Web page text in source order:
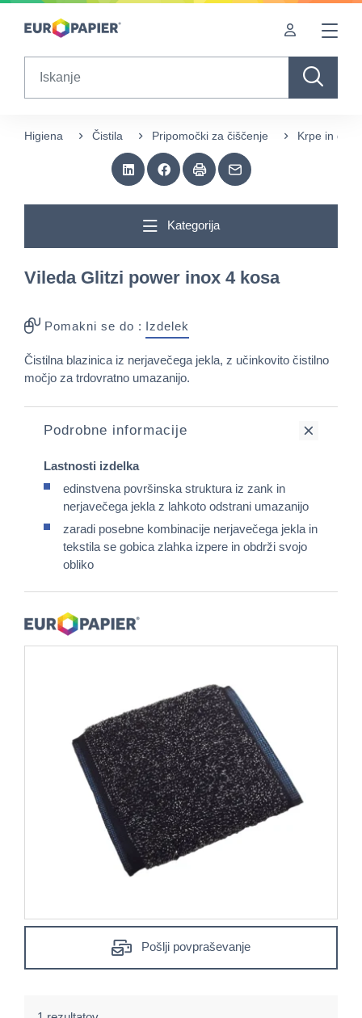
Table Of Content
Higiena Čistila Pripomočki za čiščenje Krpe in
Kategorija
Vileda Glitzi power inox 4 kosa
Pomakni se do : Izdelek
Čistilna blazinica iz nerjavečega jekla, z učinkovito čistilno
močjo za trdovratno umazanijo.
Podrobne informacije
Lastnosti izdelka
edinstvena površinska struktura iz zank in
nerjavečega jekla z lahkoto odstrani umazanijo
zaradi posebne kombinacije nerjavečega jekla in
tekstila se gobica zlahka izpere in obdrži svojo
obliko
Pošlji povpraševanje